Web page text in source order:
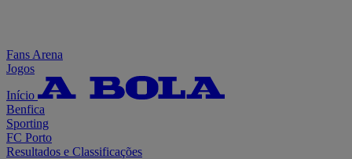
Fans Arena
Jogos
Início
Benfica
Sporting
FC Porto
Resultados e Classificações